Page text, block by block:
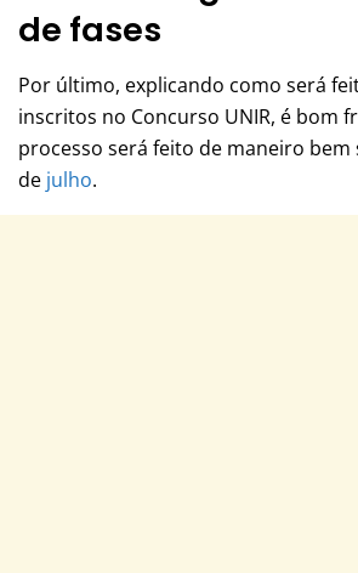
de fases
Por último, explicando como será
inscritos no Concurso UNIR, é bom
processo será feito de maneiro bem
de julho.